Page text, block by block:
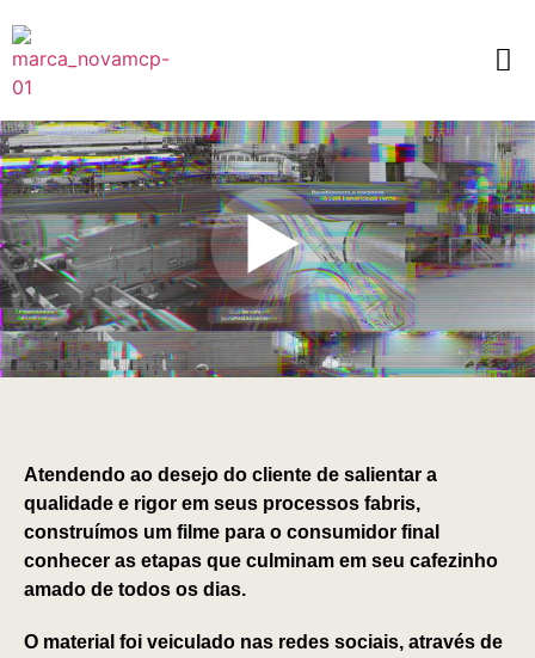
Atendendo ao desejo do cliente de salientar a
qualidade e rigor em seus processos fabris,
construímos um filme para o consumidor final
conhecer as etapas que culminam em seu cafezinho
amado de todos os dias.
O material foi veiculado nas redes sociais, através de